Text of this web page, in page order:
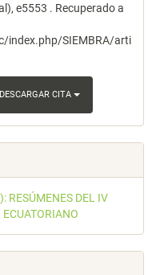
e5553 . Recuperado a
index.php/SIEMBRA/arti
DESCARGAR CITA
DEL IV